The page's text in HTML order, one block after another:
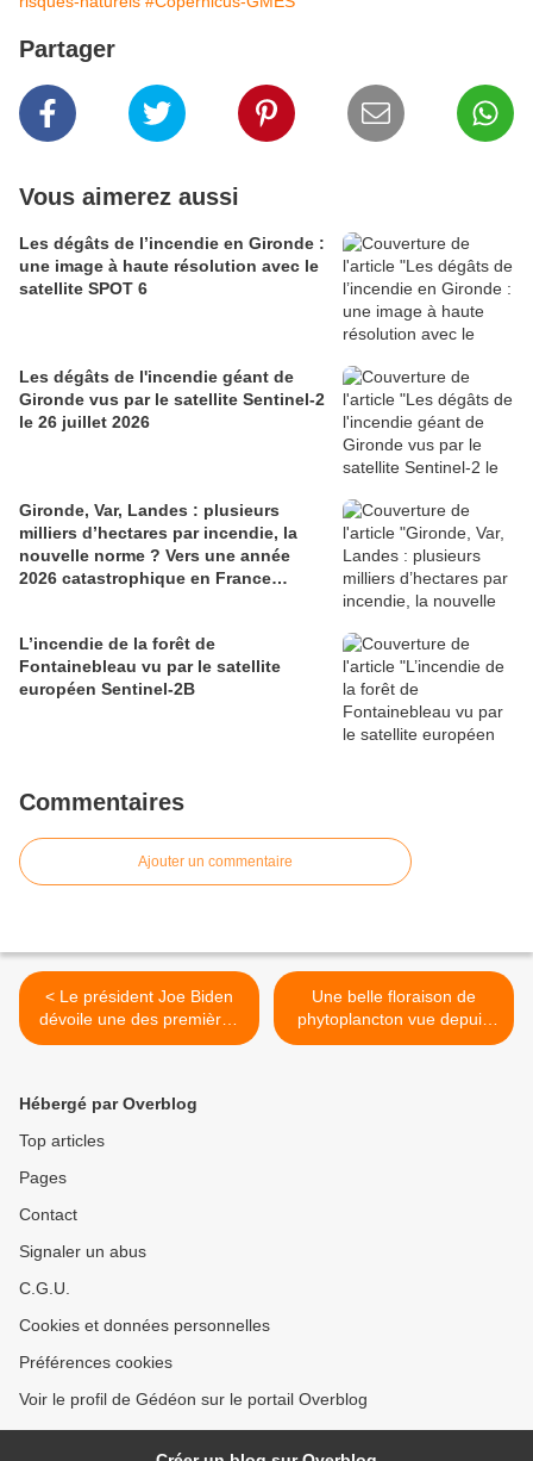
Partager
Vous aimerez aussi
Les dégâts de l’incendie en Gironde :
une image à haute résolution avec le
satellite SPOT 6
Les dégâts de l'incendie géant de
Gironde vus par le satellite Sentinel-2
le 26 juillet 2026
Gironde, Var, Landes : plusieurs
milliers d’hectares par incendie, la
nouvelle norme ? Vers une année
2026 catastrophique en France…
L’incendie de la forêt de
Fontainebleau vu par le satellite
européen Sentinel-2B
Commentaires
Ajouter un commentaire
< Le président Joe Biden
dévoile une des premières
images du James Webb
Une belle floraison de
phytoplancton vue depuis
l’espace >
Hébergé par Overblog
Top articles
Pages
Contact
Signaler un abus
C.G.U.
Cookies et données personnelles
Préférences cookies
Voir le profil de Gédéon sur le portail Overblog